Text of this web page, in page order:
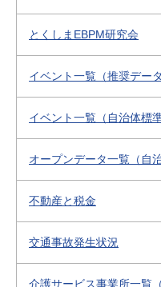
とくしまEBPM研究会
イベント一覧（推奨デー
イベント一覧（自治体標
オープンデータ一覧（自
不動産と税金
交通事故発生状況
介護サービス事業所一覧